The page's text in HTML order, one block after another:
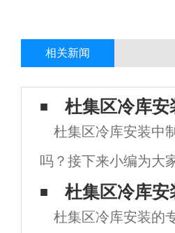
相关新闻
杜集区冷库
杜集区冷库安装中
吗？接下来小编为大
冷系统的瓶颈，其选
说，一个系统能否正
杜集区冷库
杜集区冷库安装的